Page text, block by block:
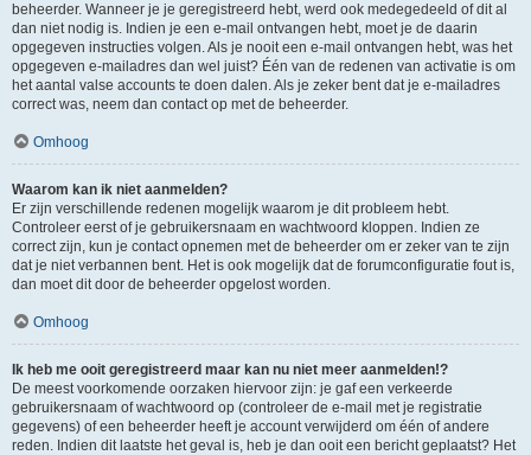
beheerder. Wanneer je je geregistreerd hebt, werd ook medegedeeld of dit al
dan niet nodig is. Indien je een e-mail ontvangen hebt, moet je de daarin
opgegeven instructies volgen. Als je nooit een e-mail ontvangen hebt, was het
opgegeven e-mailadres dan wel juist? Één van de redenen van activatie is om
het aantal valse accounts te doen dalen. Als je zeker bent dat je e-mailadres
correct was, neem dan contact op met de beheerder.
Omhoog
Waarom kan ik niet aanmelden?
Er zijn verschillende redenen mogelijk waarom je dit probleem hebt.
Controleer eerst of je gebruikersnaam en wachtwoord kloppen. Indien ze
correct zijn, kun je contact opnemen met de beheerder om er zeker van te zijn
dat je niet verbannen bent. Het is ook mogelijk dat de forumconfiguratie fout is,
dan moet dit door de beheerder opgelost worden.
Omhoog
Ik heb me ooit geregistreerd maar kan nu niet meer aanmelden!?
De meest voorkomende oorzaken hiervoor zijn: je gaf een verkeerde
gebruikersnaam of wachtwoord op (controleer de e-mail met je registratie
gegevens) of een beheerder heeft je account verwijderd om één of andere
reden. Indien dit laatste het geval is, heb je dan ooit een bericht geplaatst? Het